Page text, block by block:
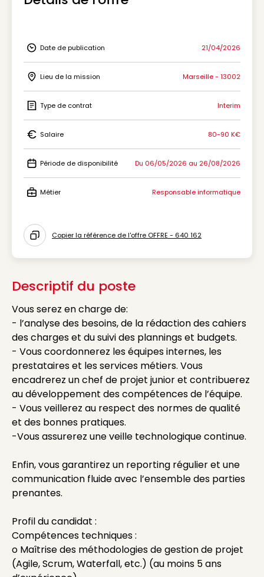
Icon Date de publication
Date de publication 21/04/2026
Icon Lieu de la mission
Lieu de la mission Marseille - 13002
Icon Type de contrat
Type de contrat Interim
Icon Salaire
Salaire 80-90 K€
Icon Période de disponibilité
Période de disponibilité Du 06/05/2026 au 26/08/2026
Métier Responsable informatique
Icon copy to clipboard
Copier la référence de l'offre OFFRE - 640 162
Descriptif du poste
Vous serez en charge de:
- l’analyse des besoins, de la rédaction des cahiers
des charges et du suivi des plannings et budgets.
- Vous coordonnerez les équipes internes, les
prestataires et les services métiers. Vous
encadrerez un chef de projet junior et contribuerez
au développement des compétences de l’équipe.
- Vous veillerez au respect des normes de qualité
et des bonnes pratiques.
-Vous assurerez une veille technologique continue.
Enfin, vous garantirez un reporting régulier et une
communication fluide avec l’ensemble des parties
prenantes.
Profil du candidat :
Compétences techniques :
o Maîtrise des méthodologies de gestion de projet
(Agile, Scrum, Waterfall, etc.) (au moins 5 ans